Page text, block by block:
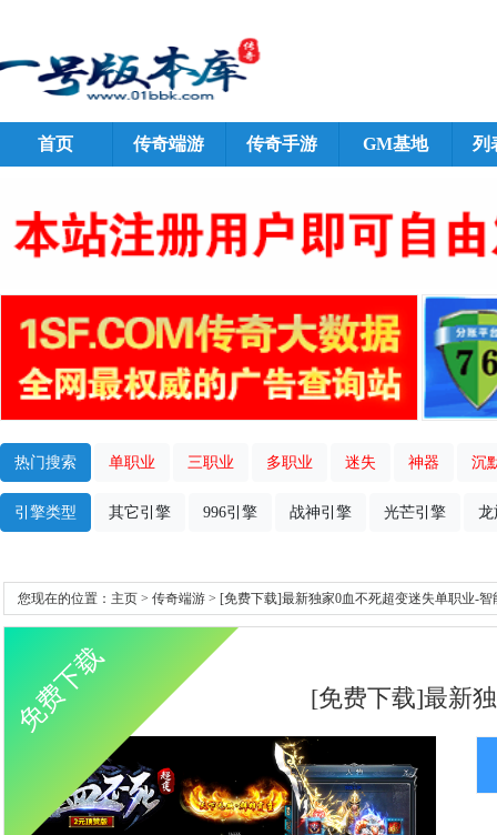
首页 传奇端游 传奇手游 GM基地 列
热门搜索 单职业 三职业 多职业 迷失 神器 沉
引擎类型 其它引擎 996引擎 战神引擎 光芒引擎 龙
您现在的位置： 主页 > 传奇端游 > [免费下载]最新独家0血不死超变迷失单职业-
免费下载 [免费下载]最新